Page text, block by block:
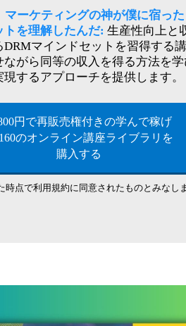
マーケティングの神が僕に宿っ
を理解したんだ: 生産性向上と
DRMマインドセットを習得する
ながら同等の収入を得る方法を
するアプローチを提供します。
円で再販売権付きの学んで稼げ
のオンライン講座ライブラリを
購入する
点で利用規約に同意されたものとみなしま